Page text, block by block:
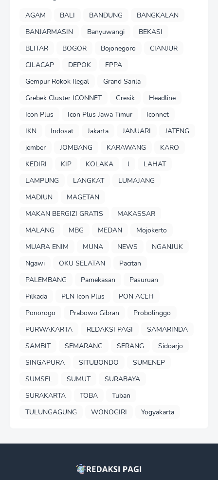
AGAM BALI BANDUNG
BANGKALAN
BANJARMASIN
Banyuwangi
BEKASI
BLITAR
BOGOR Bojonegoro
CIANJUR
CILACAP
DEPOK
FPPA
Gempur Rokok Ilegal
Grand Sarila
Grebek Cluster ICONNET
Gresik
Headline
Icon Plus
Icon Plus Jawa Timur
Iconnet
IKN
Indosat Jakarta JANUARI
JATENG
jember
JOMBANG KARAWANG
KARO
KEDIRI
KIP KOLAKA l
LAHAT
LAMPUNG
LANGKAT
LUMAJANG
MADIUN
MAGETAN
MAKAN BERGIZI GRATIS
MAKASSAR
MALANG
MBG MEDAN
Mojokerto
MUARA ENIM
MUNA NEWS
NGANJUK
Ngawi
OKU SELATAN
Pacitan
PALEMBANG
Pamekasan
Pasuruan
Pilkada
PLN Icon Plus
PON ACEH
Ponorogo
Prabowo Gibran
Probolinggo
PURWAKARTA
REDAKSI PAGI
SAMARINDA
SAMBIT
SEMARANG SERANG
Sidoarjo
SINGAPURA
SITUBONDO
SUMENEP
SUMSEL
SUMUT
SURABAYA
SURAKARTA
TOBA
Tuban
TULUNGAGUNG
WONOGIRI Yogyakarta